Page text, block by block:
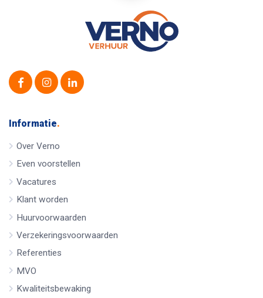
Informatie.
Over Verno
Even voorstellen
Vacatures
Klant worden
Huurvoorwaarden
Verzekeringsvoorwaarden
Referenties
MVO
Kwaliteitsbewaking